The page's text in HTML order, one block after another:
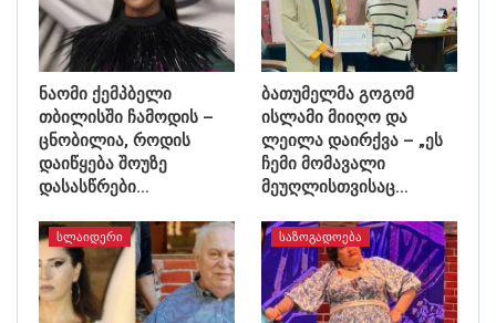
ნაომი ქემპბელი
თბილისში ჩამოდის –
ცნობილია, როდის
დაიწყება შოუზე
დასასწრები…
ბათუმელმა გოგომ
ისლამი მიიღო და
ლეილა დაირქვა – „ეს
ჩემი მომავალი
მეუღლისთვისაც…
ᲡᲚᲐᲘᲓᲔᲠᲘ ᲡᲐᲖᲝᲒᲐᲓᲝᲔᲑᲐ